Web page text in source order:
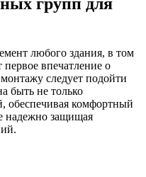
любого здания, в том
впечатление о
следует подойти
быть не только
обеспечивая комфортный
надежно защищая